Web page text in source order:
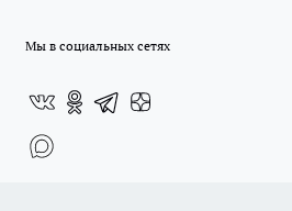
Мы в социальных сетях